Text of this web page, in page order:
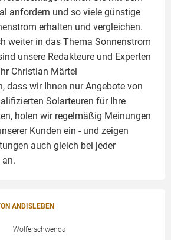
anfordern und so viele günstige
erhalten und vergleichen.
weiter in das Thema Sonnenstrom
unsere Redakteure und Experten
Christian Märtel
dass wir Ihnen nur Angebote von
Solarteuren für Ihre
holen wir regelmäßig Meinungen
Kunden ein - und zeigen
auch gleich bei jeder
ANDISLEBEN
Wolferschwenda